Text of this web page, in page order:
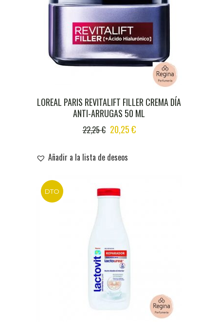
LOREAL PARIS REVITALIFT FILLER CREMA DÍA
ANTI-ARRUGAS 50 ML
22,25€ ORIGINAL
WAS:
22,25 €.
20,25€CURRENT
Añadir a la lista de deseos
DTO